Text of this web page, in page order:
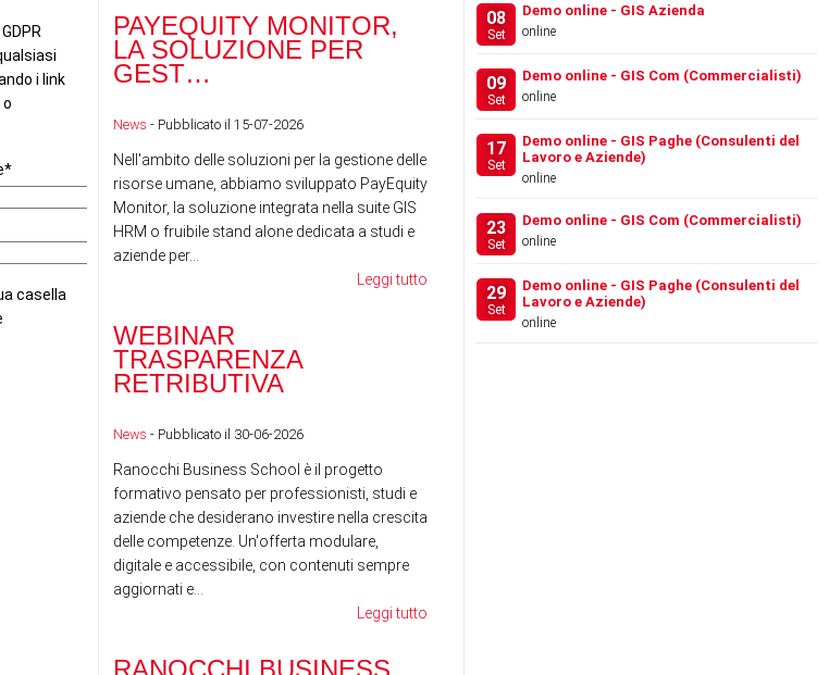
PAYEQUITY MONITOR,
LA SOLUZIONE PER
GEST…
News - Pubblicato il 15-07-2026
Nell'ambito delle soluzioni per la gestione delle
risorse umane, abbiamo sviluppato PayEquity
Monitor, la soluzione integrata nella suite GIS
HRM o fruibile stand alone dedicata a studi e
aziende per...
Leggi tutto
WEBINAR
TRASPARENZA
RETRIBUTIVA
News - Pubblicato il 30-06-2026
Ranocchi Business School è il progetto
formativo pensato per professionisti, studi e
aziende che desiderano investire nella crescita
delle competenze. Un'offerta modulare,
digitale e accessibile, con contenuti sempre
aggiornati e...
Leggi tutto
RANOCCHI SOFTWARE
ACQUISISCE IL 100% DI
FESTIVAL DEL LAVORO
08
Set
Demo online - GIS Azienda
online
09
Set
Demo online - GIS Com (Commercialisti)
online
17
Set
Demo online - GIS Paghe (Consulenti del
Lavoro e Aziende)
online
23
Set
Demo online - GIS Com (Commercialisti)
online
29
Set
Demo online - GIS Paghe (Consulenti del
Lavoro e Aziende)
online